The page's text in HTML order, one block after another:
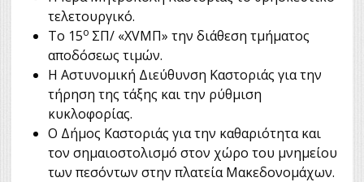
τελετουργικό.
Το 15ο ΣΠ/ «XVΜΠ» την διάθεση τμήματος
αποδόσεως τιμών.
Η Αστυνομική Διεύθυνση Καστοριάς για την
τήρηση της τάξης και την ρύθμιση
κυκλοφορίας.
Ο Δήμος Καστοριάς για την καθαριότητα και
τον σημαιοστολισμό στον χώρο του μνημείου
των πεσόντων στην πλατεία Μακεδονομάχων.